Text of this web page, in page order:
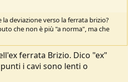
deviazione verso la ferrata brizio?
che non è più "a norma", ma che
ferrata Brizio. Dico "ex"
i cavi sono lenti o